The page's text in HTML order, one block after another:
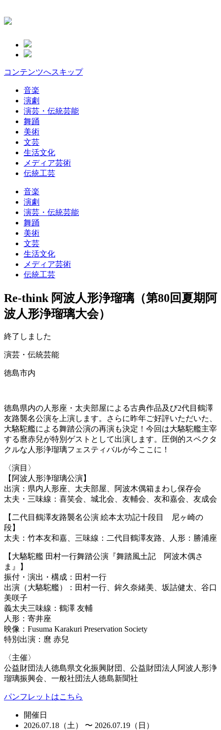
コンテンツへスキップ
音楽
演劇
演芸・伝統芸能
舞踊
美術
文芸
生活文化
メディア芸術
伝統工芸
音楽
演劇
演芸・伝統芸能
舞踊
美術
文芸
生活文化
メディア芸術
伝統工芸
Re-think 阿波人形浄瑠璃（第80回夏期阿
波人形浄瑠璃大会）
終了しました
演芸・伝統芸能
徳島市内
徳島県内の人形座・太夫部屋による古典作品及び2代目鶴澤
友路襲名公演を上演します。さらに昨年ご好評いただいた、
大駱駝艦による舞踏公演の再演も決定！今回は大駱駝艦主宰
する麿赤兒が特別ゲストとして出演します。圧倒的スペクタ
クルな人形浄瑠璃フェスティバルが今ここに！
〈演目〉
【阿波人形浄瑠璃公演】
出演：県内人形座、太夫部屋、阿波木偶箱まわし保存会
太夫・三味線：喜笑会、城北会、友輔会、友和嘉会、友成会
【二代目鶴澤友路襲名公演 絵本太功記十段目 尼ヶ崎の
段】
太夫：竹本友和嘉、三味線：二代目鶴澤友路、人形：勝浦座
【大駱駝艦 田村一行舞踏公演『舞踏風土記 阿波木偶さ
ま』】
振付・演出・構成：田村一行
出演（大駱駝艦）：田村一行、鉾久奈緒美、坂詰健太、谷口
美咲子
義太夫三味線：鶴澤 友輔
人形：寄井座
映像：Fusuma Karakuri Preservation Society
特別出演：麿 赤兒
〈主催〉
公益財団法人徳島県文化振興財団、公益財団法人阿波人形浄
瑠璃振興会、一般社団法人徳島新聞社
パンフレットはこちら
開催日
2026.07.18（土） 〜 2026.07.19（日）